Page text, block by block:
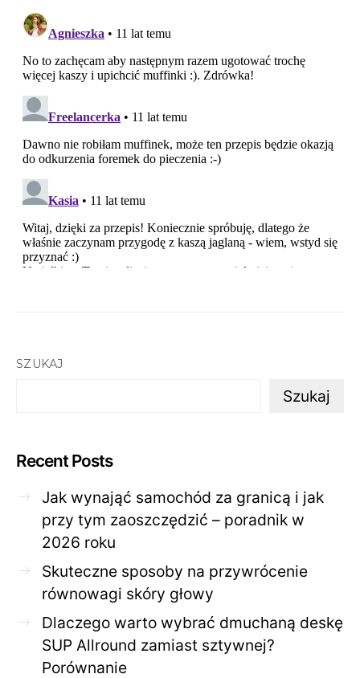
SZUKAJ
Szukaj
Recent Posts
Jak wynająć samochód za granicą i jak
przy tym zaoszczędzić – poradnik w
2026 roku
Skuteczne sposoby na przywrócenie
równowagi skóry głowy
Dlaczego warto wybrać dmuchaną deskę
SUP Allround zamiast sztywnej?
Porównanie